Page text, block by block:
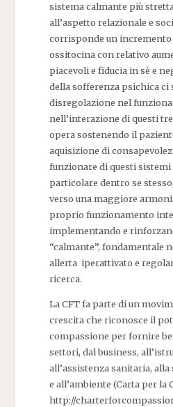
sistema calmante più
all’aspetto relazionale e
corrisponde un
ossitocina con relativo
piacevoli e fiducia in sè e
della sofferenza psichica ci
disregolazione nel
nell’interazione di questi
opera sostenendo il
aquisizione di
funzionare di questi
particolare dentro se
verso una maggiore
proprio funzionamento
implementando e
“calmante”, fondamentale
allerta iperattivato e
ricerca.
La CFT fa parte di un
crescita che riconosce il
compassione per fornire
settori, dal business,
all’assistenza sanitaria,
e all’ambiente (Carta per la
http://